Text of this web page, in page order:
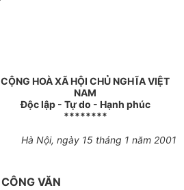
CỘNG HOÀ XÃ HỘI CHỦ NGHĨA VIỆT
NAM
Độc lập - Tự do - Hạnh phúc
********
Hà Nội, ngày 15 tháng 1 năm 2001
CÔNG VĂN